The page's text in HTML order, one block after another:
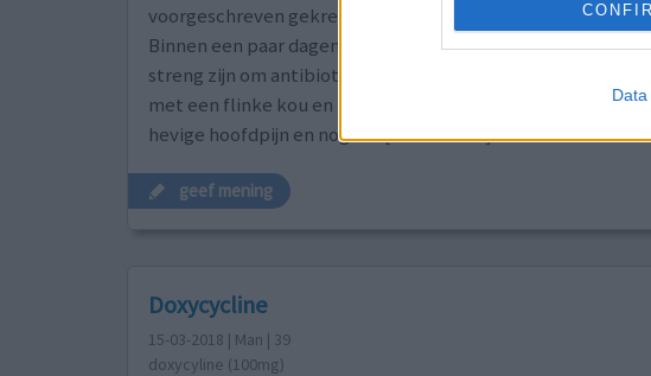
voorgeschreven gekregen, met een goed resultaat.
Binnen een paar dagen was ik weer fit. Nu de normen zo
streng zijn om antibiotica voor te schrijven krijg ik dit niet
met een flinke kou en met veel slijm op te hoesten. Kreeg
hevige hoofdpijn en nog ste[lees meer...]
geef mening
Doxycycline
15-03-2018 | Man | 39
doxycyline (100mg)